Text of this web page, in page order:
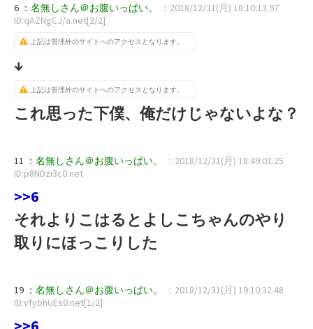
6 ： 名無しさん＠お腹いっぱい。
：2018/12/31(月) 18:10:13.97
ID:qAZNgCJ/a.net[2/2]
上記は管理外のサイトへのアクセスとなります。
↓
上記は管理外のサイトへのアクセスとなります。
これ思った下僕、俺だけじゃないよな？
11 ： 名無しさん＠お腹いっぱい。
：2018/12/31(月) 18:49:01.25
ID:p8NDzi3c0.net
>>6
それよりこはるとよしこちゃんのやり
取りにほっこりした
19 ： 名無しさん＠お腹いっぱい。
：2018/12/31(月) 19:10:32.48
ID:vfybhUEs0.net[1/2]